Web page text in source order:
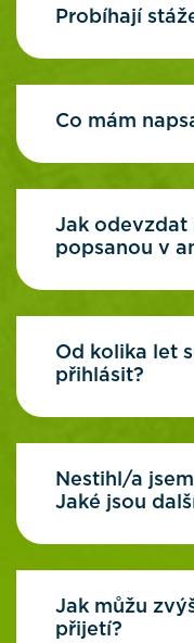
Probíhají
Co mám
Jak odevzdat
popsanou v
Od kolika let
přihlásit?
Nestihl/a
Jaké jsou
Jak můžu
přijetí?